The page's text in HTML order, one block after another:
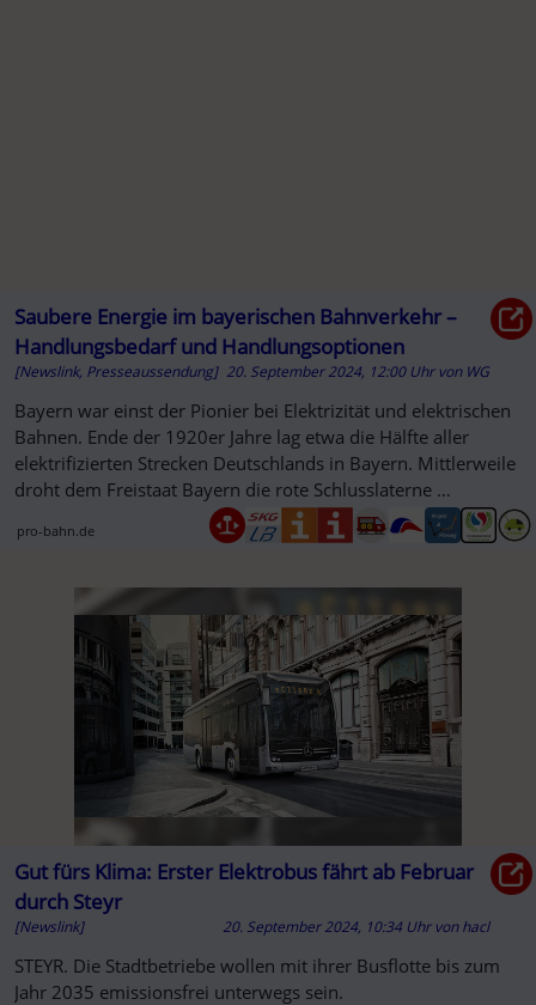
Saubere Energie im bayerischen Bahnverkehr –
Handlungsbedarf und Handlungsoptionen
[Newslink, Presseaussendung] 20. September 2024, 12:00 Uhr von WG
Bayern war einst der Pionier bei Elektrizität und elektrischen
Bahnen. Ende der 1920er Jahre lag etwa die Hälfte aller
elektrifizierten Strecken Deutschlands in Bayern. Mittlerweile
droht dem Freistaat Bayern die rote Schlusslaterne …
pro-bahn.de
Gut fürs Klima: Erster Elektrobus fährt ab Februar
durch Steyr
[Newslink] 20. September 2024, 10:34 Uhr vonhacl
STEYR. Die Stadtbetriebe wollen mit ihrer Busflotte bis zum
Jahr 2035 emissionsfrei unterwegs sein.